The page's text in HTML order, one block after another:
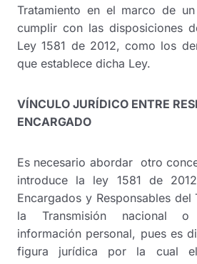
Tratamiento en el marco de
cumplir con las disposiciones
Ley 1581 de 2012, como los
que establece dicha Ley.
VÍNCULO JURÍDICO ENTRE
ENCARGADO
Es necesario abordar otro
introduce la ley 1581 de
Encargados y Responsables del
la Transmisión nacional o
información personal, pues es
figura jurídica por la cual el